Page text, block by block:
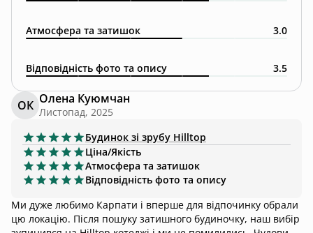
Атмосфера та затишок 3.0
Відповідність фото та опису 3.5
ОК Олена Куюмчан
Листопад, 2025
Будинок зі зрубу Hilltop
Ціна/Якість
Атмосфера та затишок
Відповідність фото та опису
Ми дуже любимо Карпати і вперше для відпочинку обрали
цю локацію. Після пошуку затишного будиночку, наш вибір